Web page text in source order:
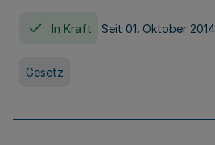
In Kraft Seit 01. Oktober 2014
Gesetz